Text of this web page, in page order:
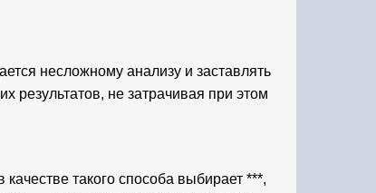
несложному анализу и заставлять
результатов, не затрачивая при этом
такого способа выбирает ***,